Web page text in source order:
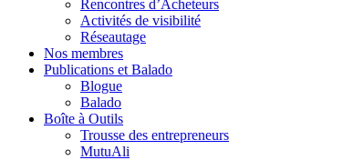
Rencontres d’Acheteurs
Activités de visibilité
Réseautage
Nos membres
Publications et Balado
Blogue
Balado
Boîte à Outils
Trousse des entrepreneurs
MutuAli